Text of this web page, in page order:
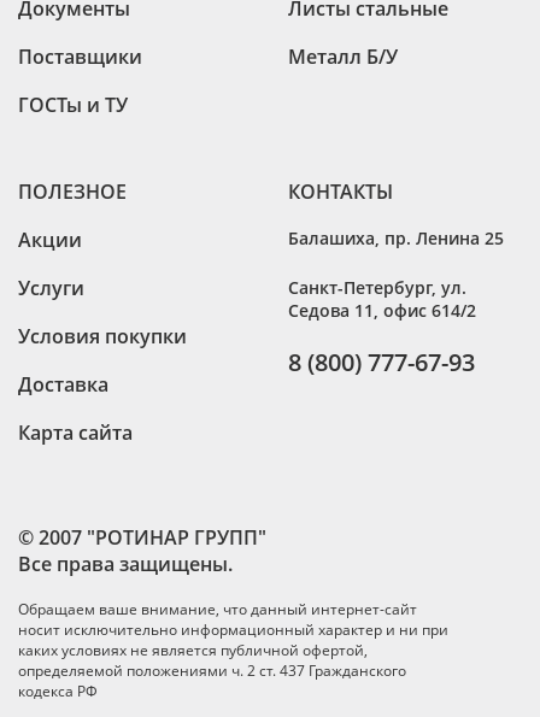
© 2007 "РОТИНАР ГРУПП"
Все права защищены.
Обращаем ваше внимание, что данный интернет-сайт
носит исключительно информационный характер и ни при
каких условиях не является публичной офертой,
определяемой положениями ч. 2 ст. 437 Гражданского
кодекса РФ
Документы
Поставщики
ГОСТы и ТУ
Листы стальные
Металл Б/У
ПОЛЕЗНОЕ
Акции
Услуги
Условия покупки
Доставка
Карта сайта
КОНТАКТЫ
Балашиха пр. Ленина 25
Санкт-Петербург, ул.
Седова 11, офис 614/2
8 (800) 777-67-93